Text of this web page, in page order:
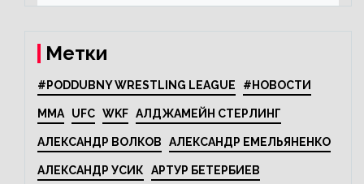
Метки
#PODDUBNY WRESTLING LEAGUE #НОВОСТИ
MMA UFC WKF АЛДЖАМЕЙН СТЕРЛИНГ
АЛЕКСАНДР ВОЛКОВ АЛЕКСАНДР ЕМЕЛЬЯНЕНКО
АЛЕКСАНДР УСИК АРТУР БЕТЕРБИЕВ